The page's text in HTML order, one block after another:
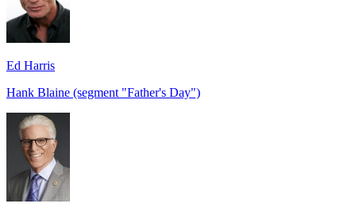
Ed Harris
Hank Blaine (segment "Father's Day")